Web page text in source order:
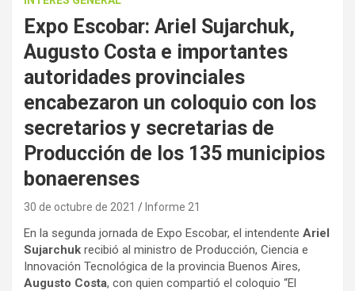
Expo Escobar: Ariel Sujarchuk,
Augusto Costa e importantes
autoridades provinciales
encabezaron un coloquio con los
secretarios y secretarias de
Producción de los 135 municipios
bonaerenses
30 de octubre de 2021 Informe 21
En la segunda jornada de Expo Escobar, el intendente Ariel
Sujarchuk recibió al ministro de Producción, Ciencia e
Innovación Tecnológica de la provincia Buenos Aires,
Augusto Costa, con quien compartió el coloquio “El